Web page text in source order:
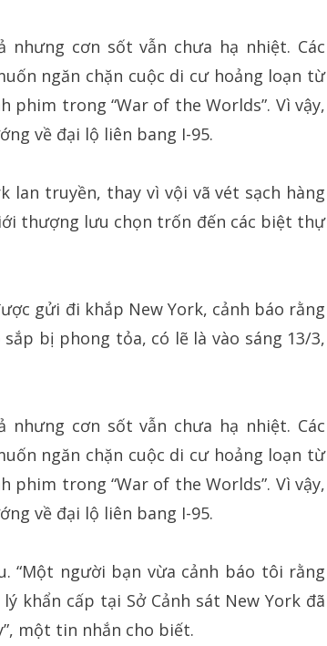
cơn sốt vẫn chưa hạ nhiệt. Các
ngăn chặn cuộc di cư hoảng loạn từ
phim trong “War of the Worlds”. Vì vậy,
về đại lộ liên bang I-95.
lan truyền, thay vì vội vã vét sạch hàng
thượng lưu chọn trốn đến các biệt thự
gửi đi khắp New York, cảnh báo rằng
bị phong tỏa, có lẽ là vào sáng 13/3,
cơn sốt vẫn chưa hạ nhiệt. Các
ngăn chặn cuộc di cư hoảng loạn từ
phim trong “War of the Worlds”. Vì vậy,
về đại lộ liên bang I-95.
“Một người bạn vừa cảnh báo tôi rằng
khẩn cấp tại Sở Cảnh sát New York đã
một tin nhắn cho biết.